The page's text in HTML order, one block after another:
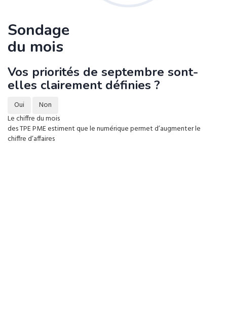
Sondage
du mois
Vos priorités de septembre sont-
elles clairement définies ?
Oui
Non
Le chiffre du mois
des TPE PME estiment que le numérique permet d’augmenter le
chiffre d’affaires